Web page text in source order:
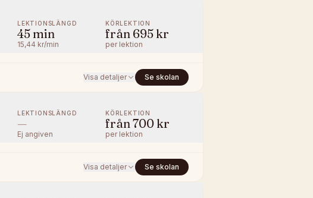
LEKTIONSLÄNGD
45min
15,44 kr/min
KÖRLEKTION
från 695 kr
per lektion
Visa detaljer Se skolan
LEKTIONSLÄNGD
—
Ej angiven
KÖRLEKTION
från 700 kr
per lektion
Visa detaljer Se skolan